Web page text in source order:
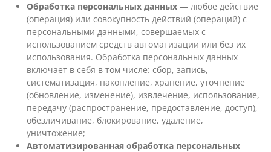
Обработка персональных данных — любое действие
(операция) или совокупность действий (операций) с
персональными данными, совершаемых с
использованием средств автоматизации или без их
использования. Обработка персональных данных
включает в себя в том числе: сбор, запись,
систематизация, накопление, хранение, уточнение
(обновление, изменение), извлечение, использование,
передачу (распространение, предоставление, доступ),
обезличивание, блокирование, удаление,
уничтожение;
Автоматизированная обработка персональных